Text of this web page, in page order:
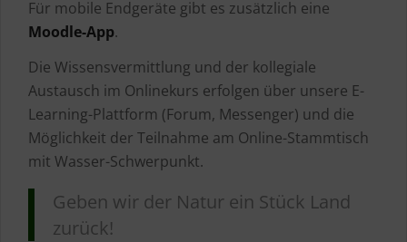
Für mobile Endgeräte gibt es zusätzlich eine
Moodle-App.
Die Wissensvermittlung und der kollegiale
Austausch im Onlinekurs erfolgen über unsere E-
Learning-Plattform (Forum, Messenger) und die
Möglichkeit der Teilnahme am Online-Stammtisch
mit Wasser-Schwerpunkt.
Geben wir der Natur ein Stück Land
zurück!